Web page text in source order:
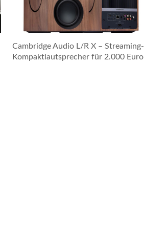
Cambridge Audio L/R X – Streaming-
Kompaktlautsprecher für 2.000 Euro